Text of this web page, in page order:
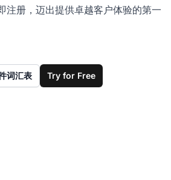
注册，迈出提供卓越客户体验的第一
词汇表 Try for Free